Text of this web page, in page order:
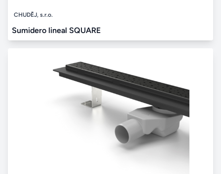
CHUDĚJ, s.r.o.
Sumidero lineal SQUARE